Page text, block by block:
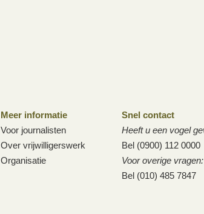
Meer informatie
Voor journalisten
Over vrijwilligerswerk
Organisatie
Snel contact
Heeft u een vogel
Bel (0900) 112 0000
Voor overige vragen:
Bel (010) 485 7847